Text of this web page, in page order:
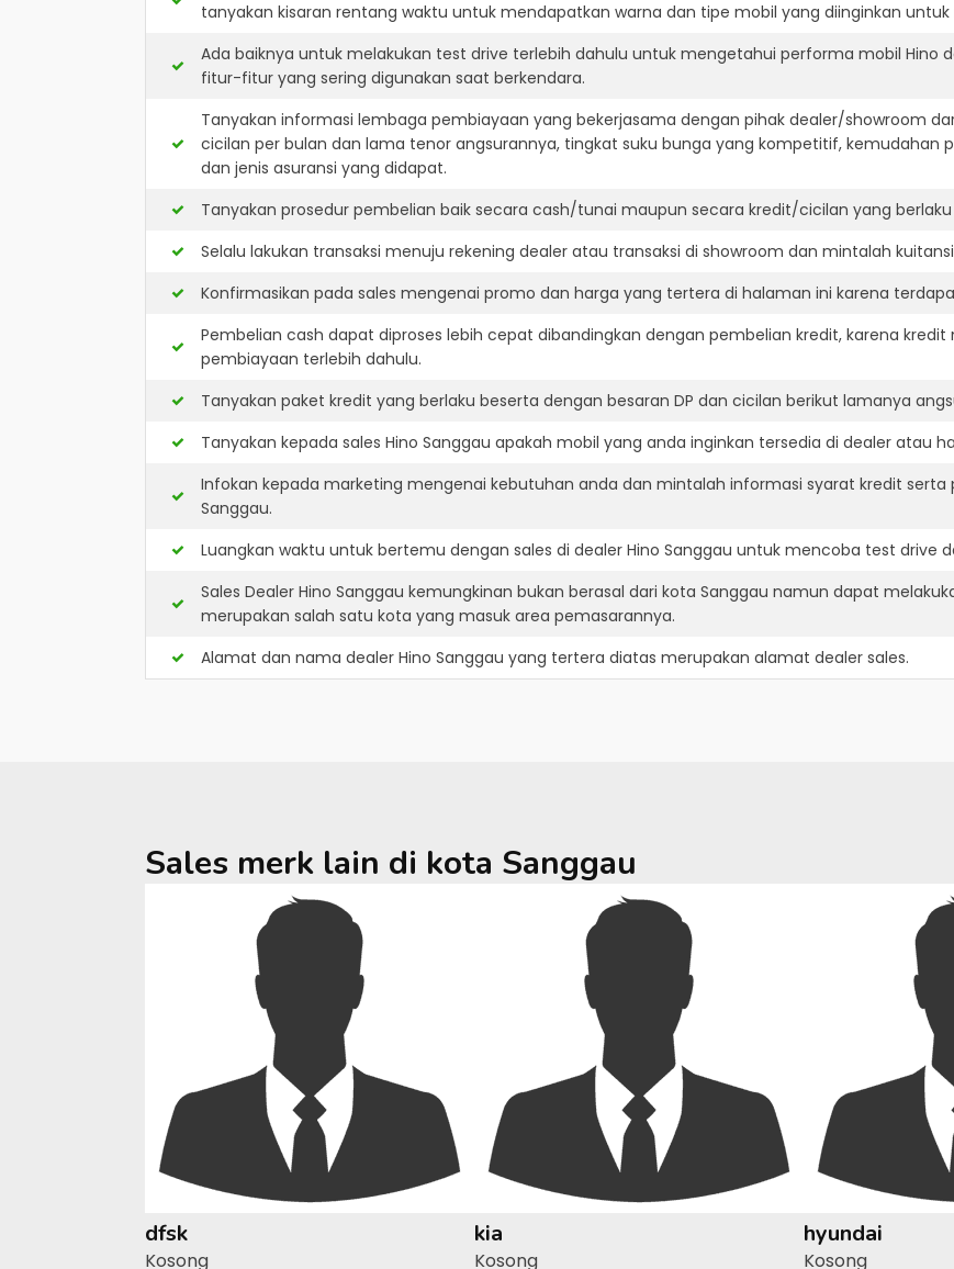
tanyakan kisaran rentang waktu untuk mendapatkan warna dan tipe mobil yang diinginkan
Ada baiknya untuk melakukan test drive terlebih dahulu untuk mengetahui performa mobil Hino
fitur-fitur yang sering digunakan saat berkendara.
Tanyakan informasi lembaga pembiayaan yang bekerjasama dengan pihak dealer/showroom
cicilan per bulan dan lama tenor angsurannya, tingkat suku bunga yang kompetitif, kemudahan
dan jenis asuransi yang didapat.
Tanyakan prosedur pembelian baik secara cash/tunai maupun secara kredit/cicilan yang
Selalu lakukan transaksi menuju rekening dealer atau transaksi di showroom dan mintalah
Konfirmasikan pada sales mengenai promo dan harga yang tertera di halaman ini karena
Pembelian cash dapat diproses lebih cepat dibandingkan dengan pembelian kredit, karena
pembiayaan terlebih dahulu.
Tanyakan paket kredit yang berlaku beserta dengan besaran DP dan cicilan berikut lamanya
Tanyakan kepada sales Hino Sanggau apakah mobil yang anda inginkan tersedia di dealer atau
Infokan kepada marketing mengenai kebutuhan anda dan mintalah informasi syarat kredit
Sanggau.
Luangkan waktu untuk bertemu dengan sales di dealer Hino Sanggau untuk mencoba test drive
Sales Dealer Hino Sanggau kemungkinan bukan berasal dari kota Sanggau namun dapat
merupakan salah satu kota yang masuk area pemasarannya.
Alamat dan nama dealer Hino Sanggau yang tertera diatas merupakan alamat dealer sales.
Sales merk lain di kota Sanggau
dfsk
Kosong
kia
Kosong
hyundai
Kosong